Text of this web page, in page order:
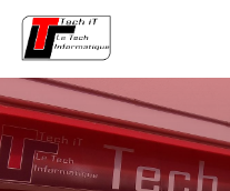
Panneau de gestion des